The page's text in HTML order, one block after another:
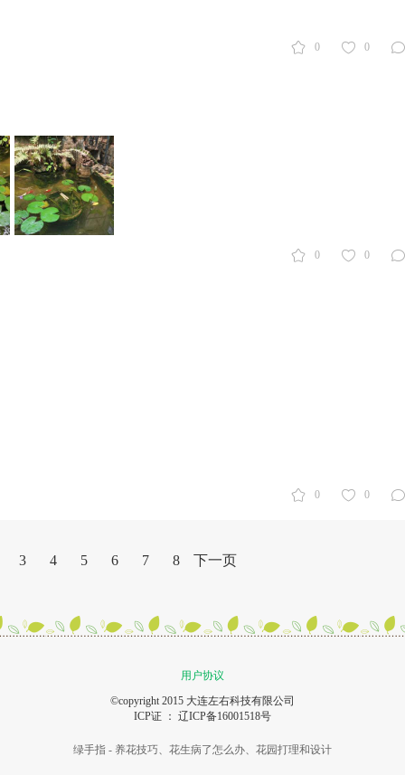
0 0
0 0
0 0
3 4 5 6 7 8 下一页
用户协议
©copyright 2015 大连左右科技有限公司
ICP证 ： 辽ICP备16001518号
绿手指 - 养花技巧、花生病了怎么办、花园打理和设计